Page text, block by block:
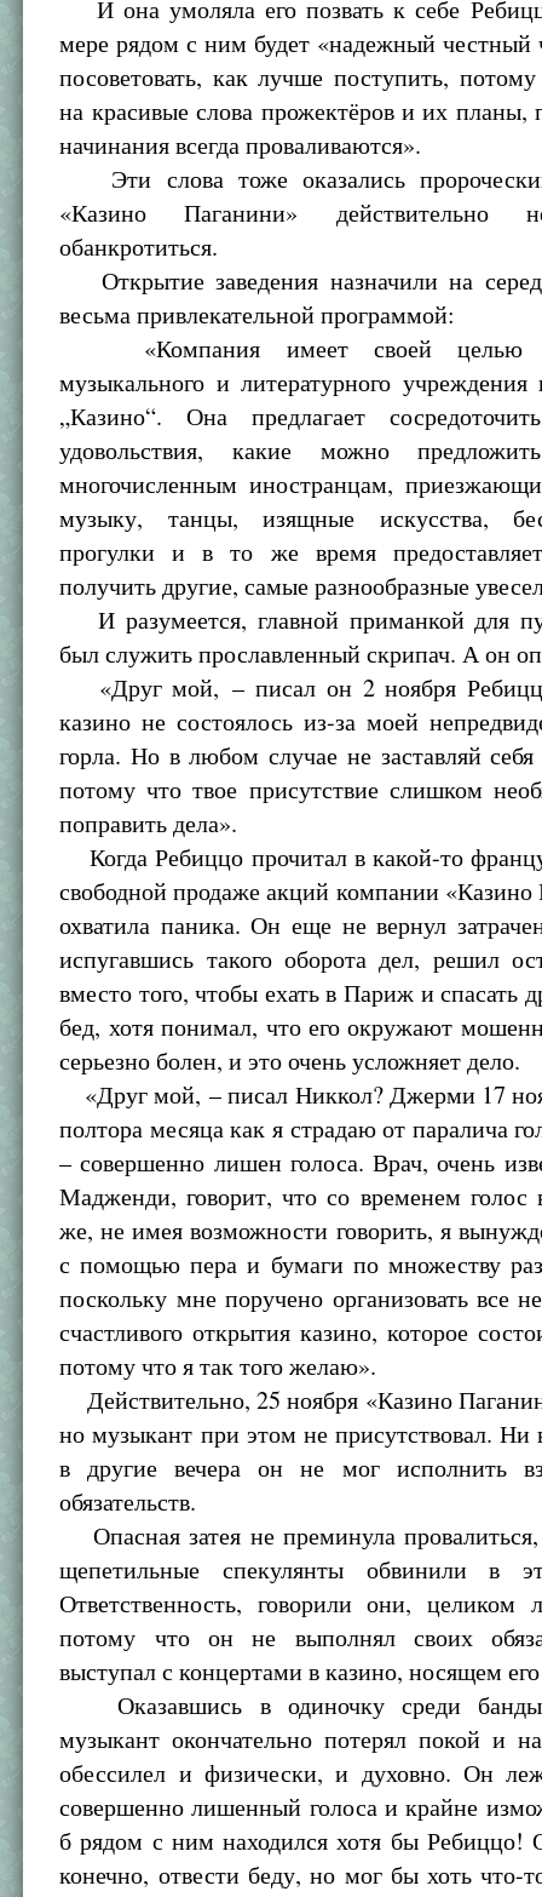
И она умоляла его позвать к себе
мере рядом с ним будет «надежный честный
посоветовать, как лучше поступить,
на красивые слова прожектёров и их планы,
начинания всегда проваливаются».
Эти слова тоже оказались
«Казино Паганини» действительно
обанкротиться.
Открытие заведения назначили на
весьма привлекательной программой:
«Компания имеет своей целью
музыкального и литературного учреждения
„Казино“. Она предлагает
удовольствия, какие можно
многочисленным иностранцам,
музыку, танцы, изящные искусства,
прогулки и в то же время
получить другие, самые разнообразные
И разумеется, главной приманкой для
был служить прославленный скрипач. А он
«Друг мой, – писал он 2 ноября
казино не состоялось из-за моей
горла. Но в любом случае не заставляй
потому что твое присутствие слишком
поправить дела».
Когда Ребиццо прочитал в какой-то
свободной продаже акций компании «Казино
охватила паника. Он еще не вернул
испугавшись такого оборота дел, решил
вместо того, чтобы ехать в Париж и спасать
бед, хотя понимал, что его окружают
серьезно болен, и это очень усложняет дело.
«Друг мой, – писал Никкол? Джерми 17
полтора месяца как я страдаю от паралича
– совершенно лишен голоса. Врач, очень
Мадженди, говорит, что со временем голос
же, не имея возможности говорить, я
с помощью пера и бумаги по множеству
поскольку мне поручено организовать все
счастливого открытия казино, которое
потому что я так того желаю».
Действительно, 25 ноября «Казино
но музыкант при этом не присутствовал. Ни
в другие вечера он не мог исполнить
обязательств.
Опасная затея не преминула
щепетильные спекулянты обвинили в
Ответственность, говорили они,
потому что он не выполнял своих
выступал с концертами в казино, носящем
Оказавшись в одиночку среди
музыкант окончательно потерял покой и
обессилел и физически, и духовно. Он
совершенно лишенный голоса и крайне
б рядом с ним находился хотя бы Ребиццо!
конечно, отвести беду, но мог бы хоть что-